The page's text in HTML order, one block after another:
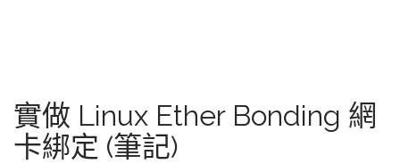
實做 Linux Ether Bonding 網
卡綁定 (筆記)